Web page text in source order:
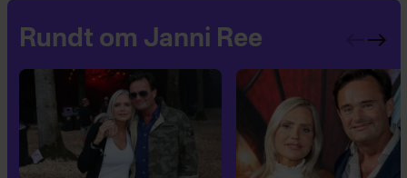
Rundt om Janni Ree